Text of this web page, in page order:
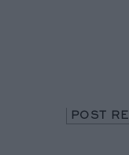
POST